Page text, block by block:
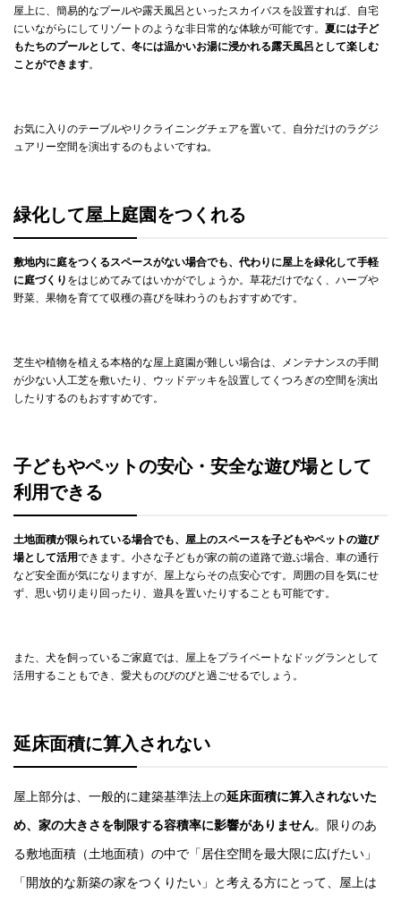
屋上に、簡易的なプールや露天風呂といったスカイバスを設置すれば、自宅
にいながらにしてリゾートのような非日常的な体験が可能です。 夏には子ど
もたちのプールとして、冬には温かいお湯に浸かれる露天風呂として楽しむ
ことができます。
お気に入りのテーブルやリクライニングチェアを置いて、自分だけのラグジ
ュアリー空間を演出するのもよいですね。
緑化して屋上庭園をつくれる
敷地内に庭をつくるスペースがない場合でも、代わりに屋上を緑化して手軽
に庭づくり をはじめてみてはいかがでしょうか。草花だけでなく、ハーブや
野菜、果物を育てて収穫の喜びを味わうのもおすすめです。
芝生や植物を植える本格的な屋上庭園が難しい場合は、メンテナンスの手間
が少ない人工芝を敷いたり、ウッドデッキを設置してくつろぎの空間を演出
したりするのもおすすめです。
子どもやペットの安心・安全な遊び場として
利用できる
土地面積が限られている場合でも、屋上のスペースを子どもやペットの遊び
場として活用できます。小さな子どもが家の前の道路で遊ぶ場合、車の通行
など安全面が気になりますが、屋上ならその点安心です。周囲の目を気にせ
ず、思い切り走り回ったり、遊具を置いたりすることも可能です。
また、犬を飼っているご家庭では、屋上をプライベートなドッグランとして
活用することもでき、愛犬ものびのびと過ごせるでしょう。
延床面積に算入されない
屋上部分は、一般的に建築基準法上の延床面積に算入されないた
め、家の大きさを制限する容積率に影響がありません。限りのあ
る敷地面積（土地面積）の中で「居住空間を最大限に広げたい」
「開放的な新築の家をつくりたい」と考える方にとって、屋上は